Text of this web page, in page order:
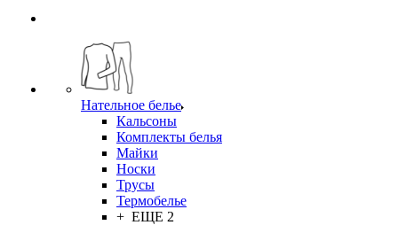
Нательное белье
Кальсоны
Комплекты белья
Майки
Носки
Трусы
Термобелье
+ ЕЩЕ 2